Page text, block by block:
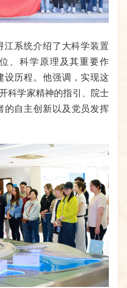
江系统介绍了大科学装置
、科学原理及其重要作
设历程。他强调，实现这
科学家精神的指引、院士
的自主创新以及党员发挥